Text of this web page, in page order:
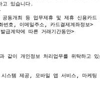
있습니다.
동개최 등 업무제휴 및 제휴 신용카드
호, 이메일주소, 카드결제계좌정보>
계약에 따른 거래기간동안>
같이 개인정보 처리업무를 위탁하고
스템 제공, 모바일 앱 서비스, 마케